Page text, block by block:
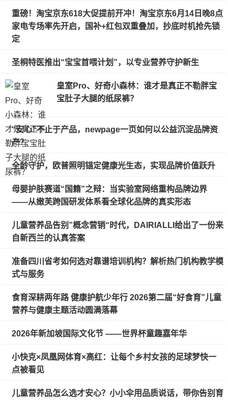
重磅！淘宝京东618大促提前开冲！淘宝京东6月14日晚8点
家电专场率先开启，国补+红包双重叠加，抄底时机抢先锁
定
圣桐特医推出“宝宝首喂计划”，以专业营养守护新生
皇室Pro、好奇小森林：谁才是真正不勒胖宝
宝肚子大腿的纸尿裤？
“安心”不止于产品，newpage一页如何以公益沉淀品牌资
产？
全龄守护，欧普照明锚定健康光生态，实现品牌价值跃升
母婴护肤赛道“国籍”之辩：当实验室网络重构品牌边界
——从嫩芙跨国研发体系看全球化品牌的真实形态
儿童营养品告别”概念营销“时代，DAIRIALLI给出了一份来
自新西兰的认真答案
准备四川省考如何选对靠谱培训机构？解析热门机构教学模
式与服务
食育深耕两年路 健康护航少年行 2026第二届“好食育”儿童
营养与健康主题活动圆满落幕
2026年新加坡国际文化节 ——世界杯童趣嘉年华
小快克×凤凰网体育×高红：让每个乡村女孩的足球梦快一
点被看见
儿童营养品怎么选才安心？小小伞用品质说话，带你告别育